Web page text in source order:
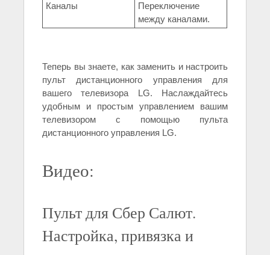
Каналы
Переключение
между каналами.
Теперь вы знаете, как заменить и настроить
пульт дистанционного управления для
вашего телевизора LG. Наслаждайтесь
удобным и простым управлением вашим
телевизором с помощью пульта
дистанционного управления LG.
Видео:
Пульт для Сбер Салют.
Настройка, привязка и